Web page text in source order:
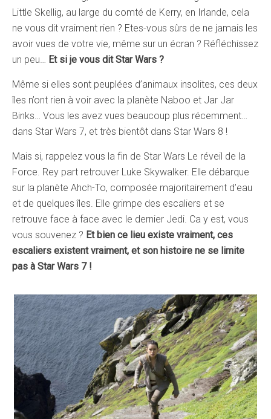
Little Skellig, au large du comté de Kerry, en Irlande, cela
ne vous dit vraiment rien ? Etes-vous sûrs de ne jamais les
avoir vues de votre vie, même sur un écran ? Réfléchissez
un peu…
Et si je vous dit Star Wars ?
Même si elles sont peuplées d’animaux insolites, ces deux
îles n’ont rien à voir avec la planète Naboo et Jar Jar
Binks… Vous les avez vues beaucoup plus récemment…
dans Star Wars 7, et très bientôt dans Star Wars 8 !
Mais si, rappelez vous la fin de Star Wars Le réveil de la
Force. Rey part retrouver Luke Skywalker. Elle débarque
sur la planète Ahch-To, composée majoritairement d’eau
et de quelques îles. Elle grimpe des escaliers et se
retrouve face à face avec le dernier Jedi. Ca y est, vous
vous souvenez ? Et bien ce lieu existe vraiment, ces
escaliers existent vraiment, et son histoire ne se limite
pas à Star Wars 7 !